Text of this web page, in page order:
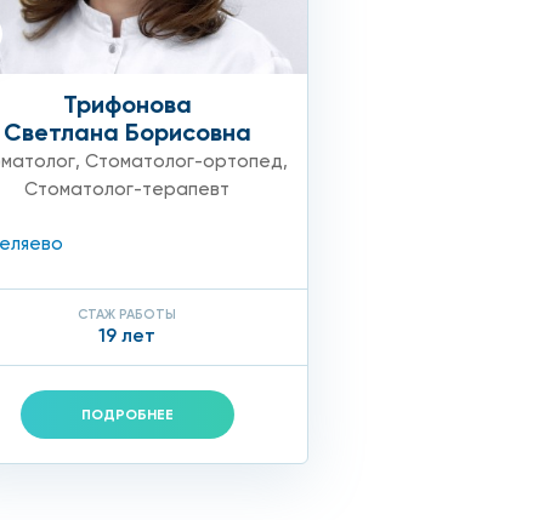
для этого устанавливают коронки;
и поправить это можно путем установки
Трифонова
Светлана Борисовна
, Стоматолог-ортопед,
Стоматолог-терапевт
СТАЖ РАБОТЫ
19 лет
ПОДРОБНЕЕ